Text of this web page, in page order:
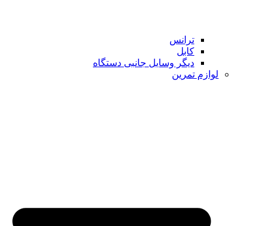
ترانس
کابل
دیگر وسایل جانبی دستگاه
لوازم تمرین